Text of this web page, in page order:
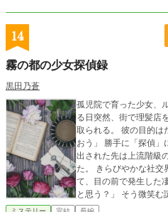
14
霧の都の少女探偵録
黒田乃蒼
孤児院で育った少女、
る日突然、街で理髪店
取られる。 彼の目的はただ一つ。 「君に
おう」 勝手に「探偵」に任命されたルーシーだったが、連れ
出された先は上流階級
た。 きらびやかな社交
て、目の前で発生した凄惨な毒殺事
と思う？」 そう微笑む謎多き保護者アーロンとともに、ルー
シーは探偵小説の知識